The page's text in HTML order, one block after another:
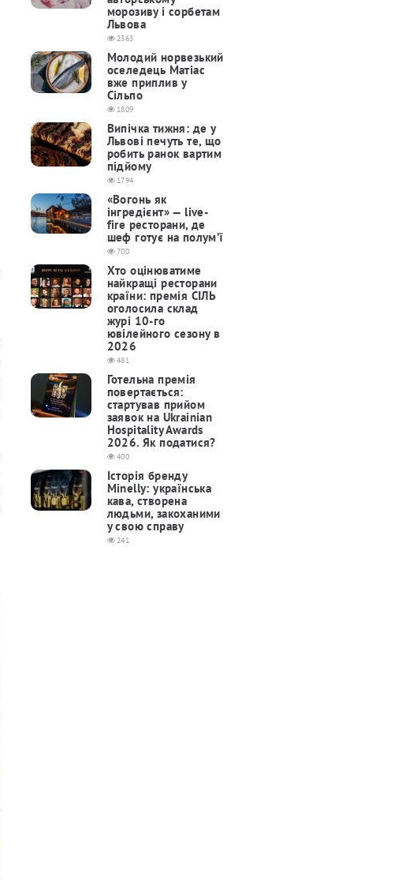
морозиву і сорбетам
Львова
2363
Молодий норвезький
оселедець Матіас
вже приплив у
Сільпо
1809
Випічка тижня: де у
Львові печуть те, що
робить ранок вартим
підйому
1794
«Вогонь як
інгредієнт» — live-
fire ресторани, де
шеф готує на полум’ї
700
Хто оцінюватиме
найкращі ресторани
країни: премія СІЛЬ
оголосила склад
журі 10-го
ювілейного сезону в
2026
481
Готельна премія
повертається:
cтартував прийом
заявок на Ukrainian
Hospitality Awards
2026. Як податися?
400
Історія бренду
Minelly: українська
кава, створена
людьми, закоханими
у свою справу
241